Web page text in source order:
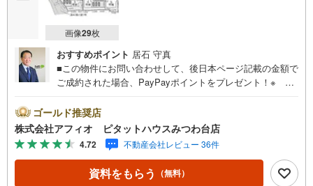
画像29枚
おすすめポイント 居石 守真
■この物件にお問い合わせして、後日本ページ記載の金額で
ご成約された場合、PayPayポイントをプレゼント！※ 条
中‥即日ご案内大歓迎!!千種小学校徒歩9分・中学校徒歩10
分でお子様の通学も安心して送り出せます 住み良い閑静な
住宅地。■リビングを見渡せるカウンターキッチン■家族み
んなでゆったりと過ごせるLDK18.5帖■水回り集中設計で家
事同線良好 ■パントリーでキッチン周りスッキリ■全居室収
納スペース完備■全居室2面採光■嬉しいカースペース3台分
ゴールド推奨店
株式会社アフィオ ピタットハウスみつわ台店
4.72 不動産会社レビュー 36件
資料をもらう （無料）